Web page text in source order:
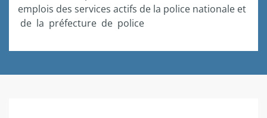
emplois des services actifs de la police nationale et
de la préfecture de police